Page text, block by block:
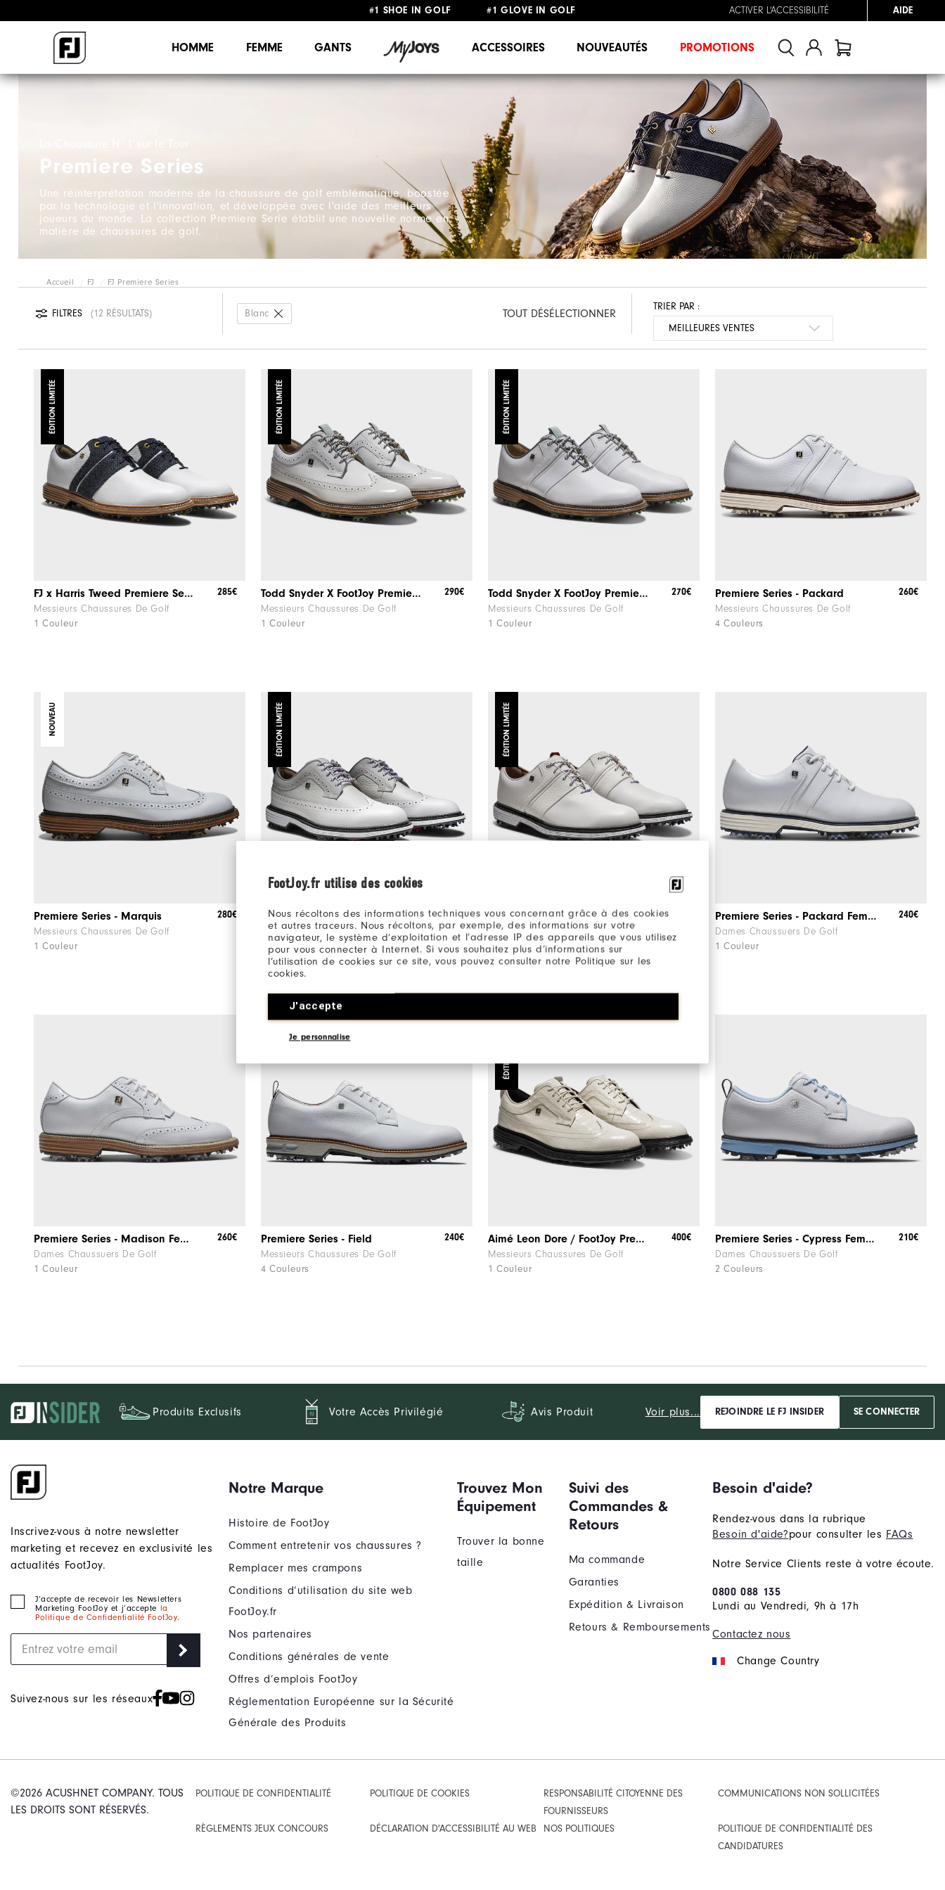
FootJoy.fr utilise des cookies
Nous récoltons des informations techniques vous concernant grâce à des cookies
et autres traceurs. Nous récoltons, par exemple, des informations sur votre
navigateur, le système d’exploitation et l’adresse IP des appareils que vous utilisez
pour vous connecter à Internet. Si vous souhaitez plus d’informations sur
l’utilisation de cookies sur ce site, vous pouvez consulter notre Politique sur les
cookies.
J'accepte
Je personnalise
#1 SHOE IN GOLF #1 GLOVE IN GOLF
ACTIVER L'ACCESSIBILITÉ AIDE
HOMME FEMME GANTS ACCESSOIRES NOUVEAUTÉS PROMOTIONS
La Chaussure N°1 sur le Tour
Premiere Series
Une réinterprétation moderne de la chaussure de golf emblématique, boostée
par la technologie et l'innovation, et développée avec l'aide des meilleurs
joueurs du monde. La collection Premiere Serie établit une nouvelle norme en
matière de chaussures de golf.
Accueil FJ FJ Premiere Series
FILTRES 12 RÉSULTATS Blanc TOUT DÉSÉLECTIONNER
TRIER PAR :
ÉDITION LIMITÉE
FJ x Harris Tweed​ Premiere Series – Packard ​Herringbone
Messieurs Chaussures De Golf
1 Couleur
285€
ÉDITION LIMITÉE
Todd Snyder X FootJoy Premiere Series - Marquis
Messieurs Chaussures De Golf
1 Couleur
290€
ÉDITION LIMITÉE
Todd Snyder X FootJoy Premiere Series - Packard
Messieurs Chaussures De Golf
1 Couleur
270€ Premiere Series - Packard
Messieurs Chaussures De Golf
4 Couleurs
260€
NOUVEAU
Premiere Series - Marquis
Messieurs Chaussures De Golf
1 Couleur
280€
ÉDITION LIMITÉE
Premiere Series - Marquis 1776
Messieurs Chaussures De Golf
1 Couleur
280€
ÉDITION LIMITÉE
Premiere Series - Packard 1776
Messieurs Chaussures De Golf
1 Couleur
Premiere Series - Packard Femme
Dames Chaussuers De Golf
1 Couleur
240€
Premiere Series - Madison Femme
Dames Chaussuers De Golf
1 Couleur
260€ Premiere Series - Field
Messieurs Chaussures De Golf
4 Couleurs
240€
ÉDITION LIMITÉE
Aimé Leon Dore / FootJoy Premiere Series - Marquis
Messieurs Chaussures De Golf
1 Couleur
400€ Premiere Series - Cypress Femme
Dames Chaussuers De Golf
2 Couleurs
210€
Produits Exclusifs Votre Accès Privilégié Avis Produit Voir plus... REJOINDRE LE FJ INSIDER SE CONNECTER
Inscrivez-vous à notre newsletter
marketing et recevez en exclusivité les
actualités FootJoy.
J‘accepte de recevoir les Newsletters
Marketing FootJoy et j’accepte
la
Politique de Confidentialité FootJoy.
Suivez-nous sur les réseaux
Notre Marque
Histoire de FootJoy
Comment entretenir vos chaussures ?
Remplacer mes crampons
Conditions d’utilisation du site web
FootJoy.fr
Nos partenaires
Conditions générales de vente
Offres d’emplois FootJoy
Réglementation Européenne sur la Sécurité
Générale des Produits
Trouvez Mon
Équipement
Trouver la bonne
taille
Suivi des
Commandes &
Retours
Ma commande
Garanties
Expédition & Livraison
Retours & Remboursements
Besoin d'aide?
Rendez-vous dans la rubrique
Besoin d'aide?pour consulter les FAQs
Notre Service Clients reste à votre écoute.
0800 088 135
Lundi au Vendredi, 9h à 17h
Contactez nous
Change Country
©2026 ACUSHNET COMPANY. TOUS
LES DROITS SONT RÉSERVÉS.
POLITIQUE DE CONFIDENTIALITÉ POLITIQUE DE COOKIES
RESPONSABILITÉ CITOYENNE DES
FOURNISSEURS
COMMUNICATIONS NON SOLLICITÉES
RÈGLEMENTS JEUX CONCOURS DÉCLARATION D'ACCESSIBILITÉ AU WEB NOS POLITIQUES
POLITIQUE DE CONFIDENTIALITÉ DES
CANDIDATURES